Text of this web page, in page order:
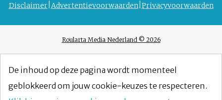
Disclaimer Advertentievoorwaarden Privacyvoorwaarden
Roularta Media Nederland © 2026
De inhoud op deze pagina wordt momenteel
geblokkeerd om jouw cookie-keuzes te respecteren.